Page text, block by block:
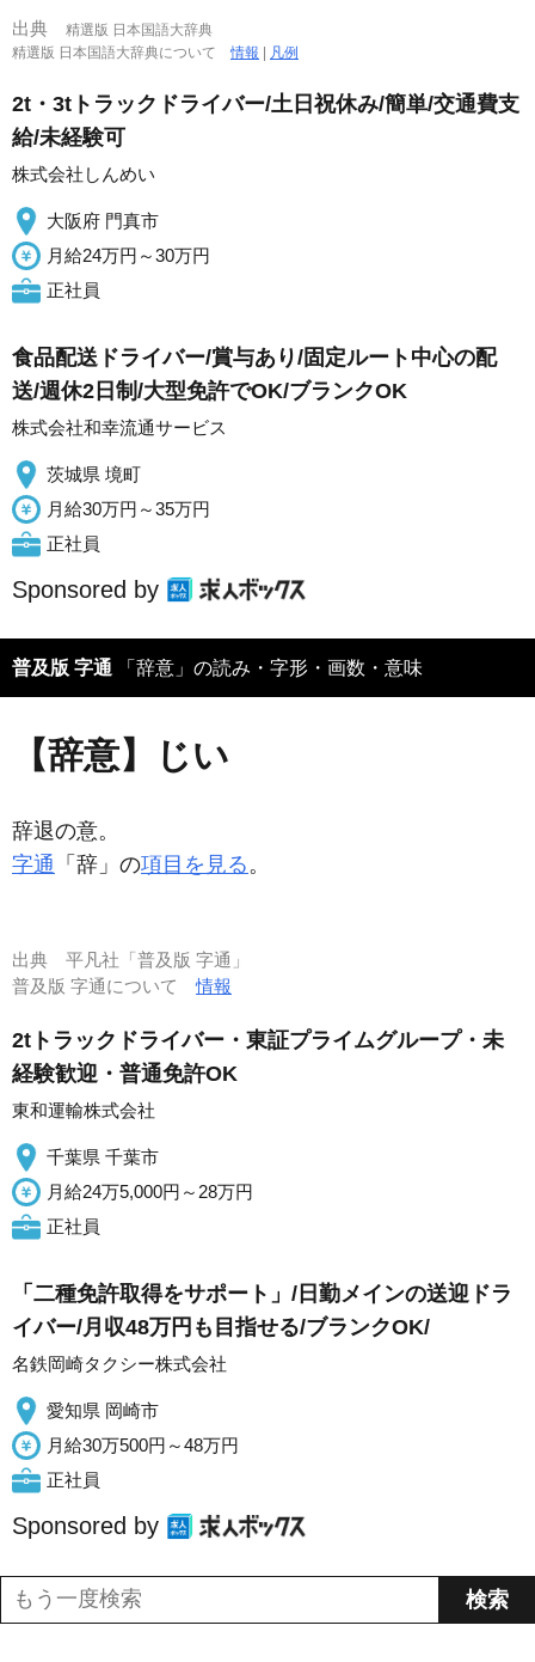
出典
精選版 日本国語大辞典
精選版 日本国語大辞典について情報 | 凡例
2t・3tトラックドライバー/土日祝休み/簡単/交通費支
給/未経験可
株式会社しんめい
大阪府 門真市
月給24万円～30万円
正社員
食品配送ドライバー/賞与あり/固定ルート中心の配
送/週休2日制/大型免許でOK/ブランクOK
株式会社和幸流通サービス
茨城県 境町
月給30万円～35万円
正社員
Sponsored by
普及版 字通 「辞意」の読み・字形・画数・意味
【辞意】じい
辞退の意。
字通 「辞」の項目を見る。
出典 平凡社「普及版 字通」
普及版 字通について情報
2tトラックドライバー・東証プライムグループ・未
経験歓迎・普通免許OK
東和運輸株式会社
千葉県 千葉市
月給24万5,000円～28万円
正社員
「二種免許取得をサポート」/日勤メインの送迎ドラ
イバー/月収48万円も目指せる/ブランクOK/
名鉄岡崎タクシー株式会社
愛知県 岡崎市
月給30万500円～48万円
正社員
Sponsored by